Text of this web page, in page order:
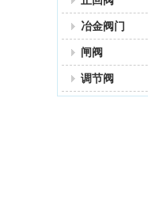
冶金阀门
闸阀
调节阀